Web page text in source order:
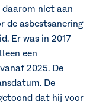
niet aan
de asbestsanering
Er was in 2017
een
2025. De
De
dat hij voor